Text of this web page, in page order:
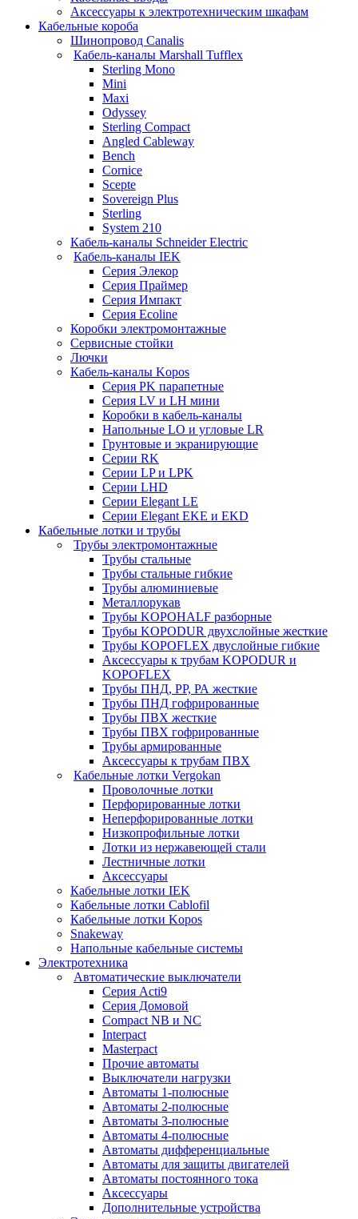
Аксессуары к электротехническим шкафам
Кабельные короба
Шинопровод Canalis
Кабель-каналы Marshall Tufflex
Sterling Mono
Mini
Maxi
Odyssey
Sterling Compact
Angled Cableway
Bench
Cornice
Scepte
Sovereign Plus
Sterling
System 210
Кабель-каналы Schneider Electric
Кабель-каналы IEK
Серия Элекор
Серия Праймер
Серия Импакт
Серия Ecoline
Коробки электромонтажные
Сервисные стойки
Лючки
Кабель-каналы Kopos
Серия PK парапетные
Серия LV и LH мини
Коробки в кабель-каналы
Напольные LO и угловые LR
Грунтовые и экранирующие
Серии RK
Серии LP и LPK
Серии LHD
Серии Elegant LE
Серии Elegant EKE и EKD
Кабельные лотки и трубы
Трубы электромонтажные
Трубы стальные
Трубы стальные гибкие
Трубы алюминиевые
Металлорукав
Трубы KOPOHALF разборные
Трубы KOPODUR двухслойные жесткие
Трубы KOPOFLEX двуслойные гибкие
Аксессуары к трубам KOPODUR и
KOPOFLEX
Трубы ПНД, РР, РА жесткие
Трубы ПНД гофрированные
Трубы ПВХ жесткие
Трубы ПВХ гофрированные
Трубы армированные
Аксессуары к трубам ПВХ
Кабельные лотки Vergokan
Проволочные лотки
Перфорированные лотки
Неперфорированные лотки
Низкопрофильные лотки
Лотки из нержавеющей стали
Лестничные лотки
Аксессуары
Кабельные лотки IEK
Кабельные лотки Cablofil
Кабельные лотки Kopos
Snakeway
Напольные кабельные системы
Электротехника
Автоматические выключатели
Серия Acti9
Серия Домовой
Compact NB и NC
Interpact
Masterpact
Прочие автоматы
Выключатели нагрузки
Автоматы 1-полюсные
Автоматы 2-полюсные
Автоматы 3-полюсные
Автоматы 4-полюсные
Автоматы дифференциальные
Автоматы для защиты двигателей
Автоматы постоянного тока
Аксессуары
Дополнительные устройства